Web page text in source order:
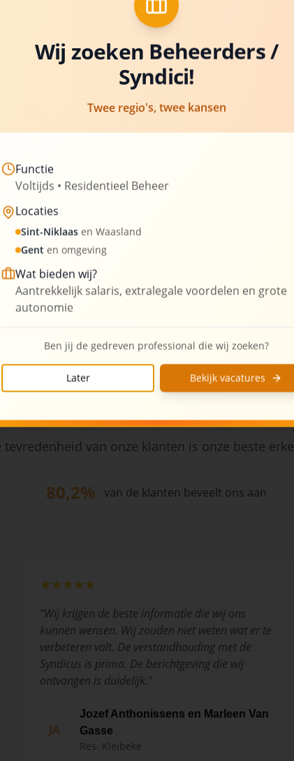
Al meer dan 20 jaar is
beheer van
van experts stelt hun
Wij zetten ons in om
bieden, aangepast aan
om u te ontzorgen van
verantwoordelijkheden
tevredenheid van onze klanten is onze beste
80,2% van de klanten beveelt ons aan
★★★★★
"Wij krijgen de beste informatie die wij ons
kunnen wensen. Wij zouden niet weten wat er te
verbeteren valt. De verstandhouding met de
Syndicus is prima. De berichtgeving die wij
ontvangen is duidelijk."
JA
Jozef Anthonissens en Marleen Van
Gasse
Res. Kleibeke
Wij zoeken Beheerders /
Syndici!
Twee regio's, twee kansen
Functie
Voltijds • Residentieel Beheer
Locaties
Sint-Niklaas en Waasland
Gent en omgeving
Wat bieden wij?
Aantrekkelijk salaris, extralegale voordelen en grote
autonomie
Ben jij de gedreven professional die wij zoeken?
Later Bekijk vacatures